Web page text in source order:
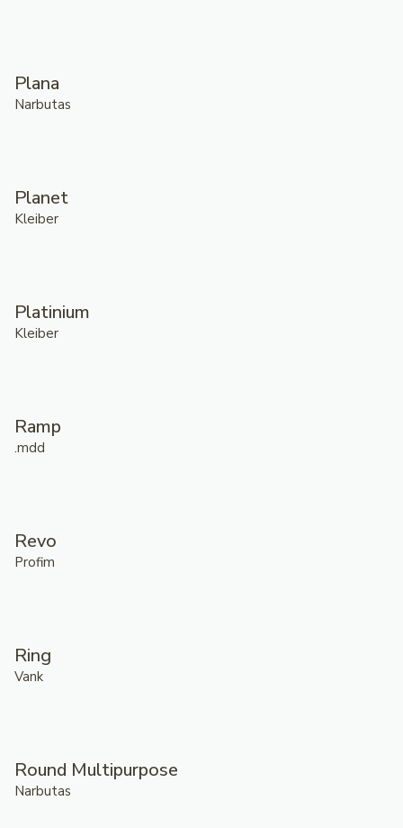
Plana
Narbutas
Planet
Kleiber
Platinium
Kleiber
Ramp
.mdd
Revo
Profim
Ring
Vank
Round Multipurpose
Narbutas